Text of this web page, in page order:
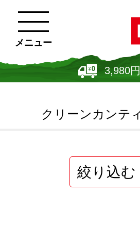
3,980
メニュー
クリーンカンテ
絞り込む